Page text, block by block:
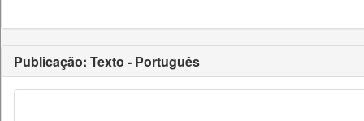
Publicação: Texto - Português